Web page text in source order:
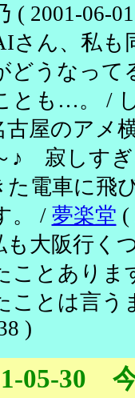
( 2001-06-
さん、私も
どうなって
とも…。 /
古屋のアメ
♪ 寂しす
た電車に飛
。 / 夢楽堂 (
も大阪行く
ことありま
ことは言う
)
05-30